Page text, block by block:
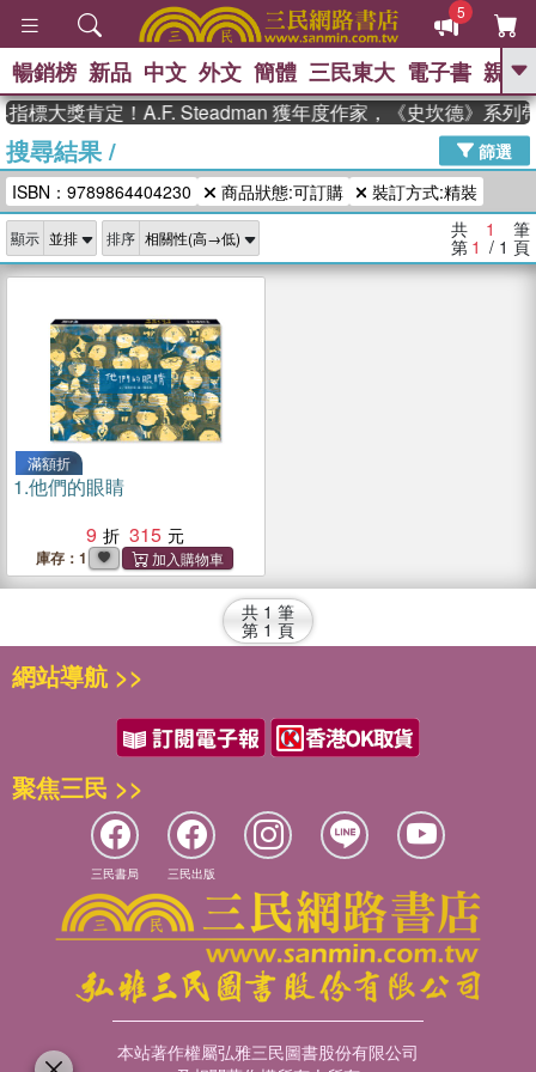
5
GO
高希均教授回憶錄
、 The Odyssey 、 父親節 、 如果歷
史是一群喵 、 暑期推薦 、 國際布克
獎 臺灣漫遊錄 、 方念華 、 台灣的李
登輝時代
數學女孩：黎曼猜想 、
偉大的迷走神經
暢銷榜 新品 中文 外文 簡體 三民東大 電子書 親子
標大獎肯定！A.F. Steadman 獲年度作家，《史坎德》系列
搜尋結果/
篩選
ISBN：9789864404230
商品狀態:可訂購 裝訂方式:精裝
顯示 排序 共 1 筆
第 1 / 1 頁
滿額折
1.他們的眼睛
9
315
庫存：1
共 1 筆
第 1 頁
網站導航 >>
聚焦三民 >>
三民書局 三民出版
本站著作權屬弘雅三民圖書股份有限公司